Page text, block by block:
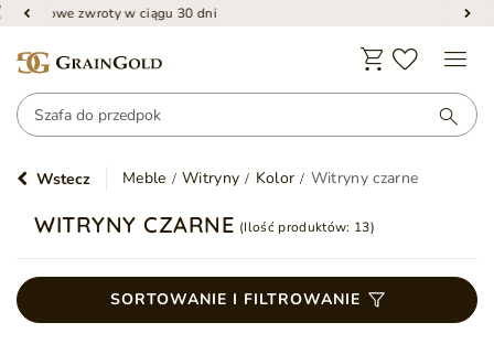
24-miesięczna gwarancja
Wstecz Meble Witryny Kolor Witryny czarne
WITRYNY CZARNE (Ilość produktów: 13)
SORTOWANIE I FILTROWANIE